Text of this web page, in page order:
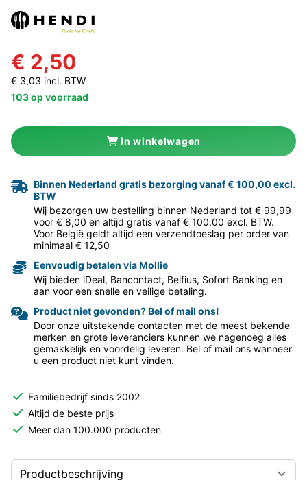
€ 2,50
€ 3,03 incl. BTW
103 op voorraad
in winkelwagen
Binnen Nederland gratis bezorging vanaf € 100,00 excl.
BTW
Wij bezorgen uw bestelling binnen Nederland tot € 99,99
voor € 8,00 en altijd gratis vanaf € 100,00 excl. BTW.
Voor België geldt altijd een verzendtoeslag per order van
minimaal € 12,50
Eenvoudig betalen via Mollie
Wij bieden iDeal, Bancontact, Belfius, Sofort Banking en
aan voor een snelle en veilige betaling.
Product niet gevonden? Bel of mail ons!
Door onze uitstekende contacten met de meest bekende
merken en grote leveranciers kunnen we nagenoeg alles
gemakkelijk en voordelig leveren. Bel of mail ons wanneer
u een product niet kunt vinden.
Familiebedrijf sinds 2002
Altijd de beste prijs
Meer dan 100.000 producten